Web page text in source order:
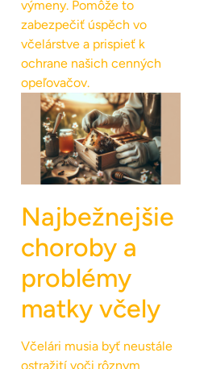
výmeny. Pomôže to
zabezpečiť úspěch vo
včelárstve a prispieť k
ochrane našich cenných
opeľovačov.
Najbežnejšie
choroby a
problémy
matky včely
Včelári musia byť neustále
ostražití voči rôznym